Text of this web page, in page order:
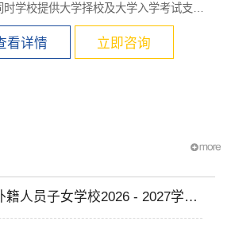
时学校提供大学择校及大学入学考试支
课语言：英...
看详情 立即咨询
籍人员子女学校2026 - 2027学年